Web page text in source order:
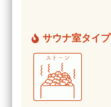
サウナ室タイプ